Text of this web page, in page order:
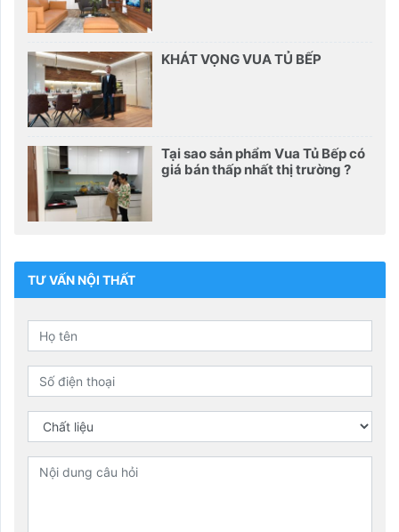
KHÁT VỌNG VUA TỦ BẾP
Tại sao sản phẩm Vua Tủ Bếp có
giá bán thấp nhất thị trường ?
TƯ VẤN NỘI THẤT